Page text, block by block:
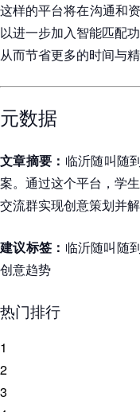
这样的平台将在沟通和
以进一步加入智能匹配
从而节省更多的时间与精
元数据
文章摘要： 临沂随叫随
案。通过这个平台，学
交流群实现创意策划并
建议标签： 临沂随叫随
创意趋势
热门排行
1
2
3